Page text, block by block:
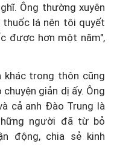
Ông thường xuyên
thuốc lá nên tôi quyết
được hơn một năm",
khác trong thôn cũng
giản dị ấy. Ông
cả anh Đào Trung là
người đã từ bỏ
động, chia sẻ kinh